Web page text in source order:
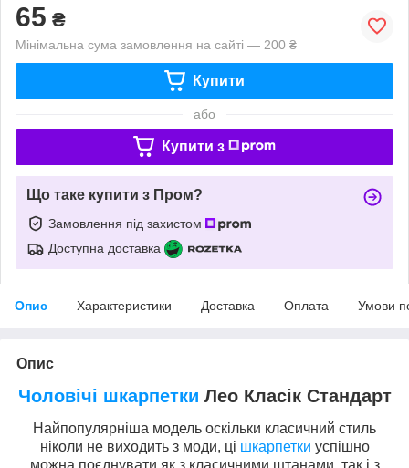
65 ₴
Мінімальна сума замовлення на сайті — 200 ₴
Купити
або
Купити з
Що таке купити з Пром?
Замовлення під захистом
Доступна доставка
Опис Характеристики Доставка Оплата Умови
Опис
Чоловічі шкарпетки Лео Класік Стандарт
Найпопулярніша модель оскільки класичний стиль
ніколи не виходить з моди, ці шкарпетки успішно